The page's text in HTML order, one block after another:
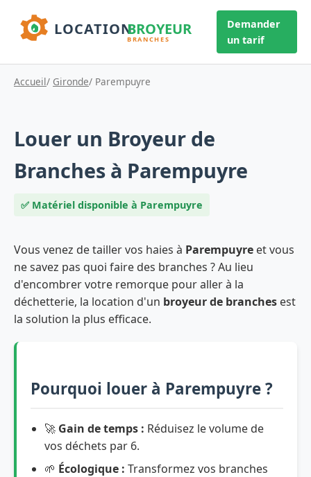
Demander
un tarif
Accueil/ Gironde/ Parempuyre
Louer un Broyeur de
Branches à Parempuyre
✅ Matériel disponible à Parempuyre
Vous venez de tailler vos haies à Parempuyre et vous
ne savez pas quoi faire des branches ? Au lieu
d'encombrer votre remorque pour aller à la
déchetterie, la location d'un broyeur de branches est
la solution la plus efficace.
Pourquoi louer à Parempuyre ?
🚀 Gain de temps : Réduisez le volume de
vos déchets par 6.
🌱 Écologique : Transformez vos branches